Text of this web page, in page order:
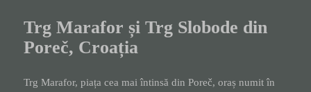
Trg Marafor și Trg Slobode din
Poreč, Croația
Trg Marafor, piața cea mai întinsă din Poreč, oraș numit în